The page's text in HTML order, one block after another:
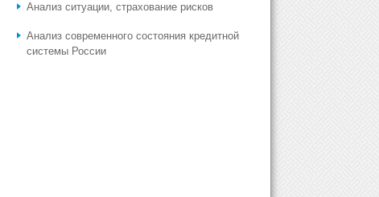
Анализ ситуации, страхование рисков
Анализ современного состояния кредитной
системы России